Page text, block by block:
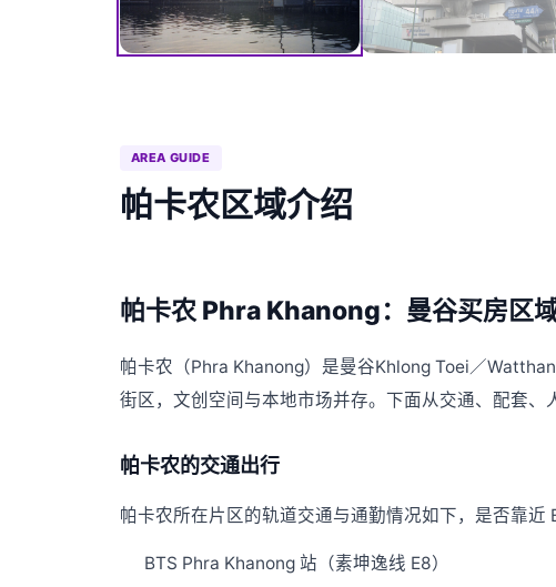
AREA GUIDE
帕卡农区域介绍
帕卡农 Phra Khanong：曼谷买房区
帕卡农（Phra Khanong）是曼谷Khlong Toei／
街区，文创空间与本地市场并存。下面从交通、配套、
帕卡农的交通出行
帕卡农所在片区的轨道交通与通勤情况如下，是否靠近
BTS Phra Khanong 站（素坤逸线 E8）